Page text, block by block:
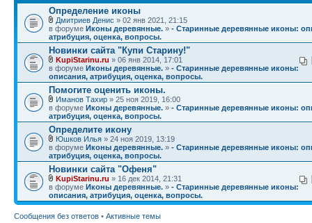
Определение иконы
Дмитриев Денис » 02 янв 2021, 21:15
в форуме Иконы деревянные. » - Старинные деревянные иконы:
атрибуция, оценка, вопросы.
Новинки сайта "Купи Старину!"
KupiStarinu.ru » 06 янв 2014, 17:01
в форуме Иконы деревянные. » - Старинные деревянные иконы:
описания, атрибуция, оценка, вопросы.
Помогите оценить иконы.
Иманов Тахир » 25 ноя 2019, 16:00
в форуме Иконы деревянные. » - Старинные деревянные иконы:
атрибуция, оценка, вопросы.
Определите икону
Юшков Илья » 24 ноя 2019, 13:19
в форуме Иконы деревянные. » - Старинные деревянные иконы:
атрибуция, оценка, вопросы.
Новинки сайта "Офеня"
KupiStarinu.ru » 16 дек 2014, 21:31
в форуме Иконы деревянные. » - Старинные деревянные иконы:
описания, атрибуция, оценка, вопросы.
Сообщения без ответов • Активные темы